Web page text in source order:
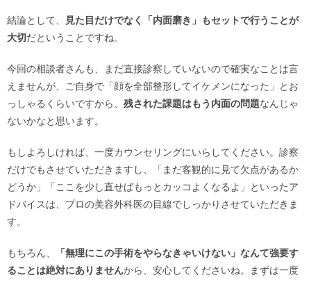
結論として、
見た目だけでなく「内面磨き」もセットで行うことが
大切 だということですね。
今回の相談者さんも、まだ直接診察していないので確実なことは言
えませんが、ご自身で「顔を全部整形してイケメンになった」とお
っしゃるくらいですから、 残された課題はもう内面の問題なんじゃ
ないかなと思います。
もしよろしければ、一度カウンセリングにいらしてください。診察
だけでもさせていただきますし、「まだ客観的に見て欠点があるか
どうか」「ここを少し直せばもっとカッコよくなるよ」といったア
ドバイスは、プロの美容外科医の目線でしっかりさせていただきま
す。
もちろん、
「無理にこの手術をやらなきゃいけない」なんて強要す
ることは絶対にありませんから、安心してくださいね。まずは一度